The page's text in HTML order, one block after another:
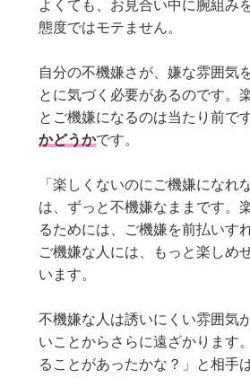
よくても、お見合い中に腕組み
態度ではモテません。
自分の不機嫌さが、嫌な雰囲気
とに気づく必要があるのです。
とご機嫌になるのは当たり前です
かどうかです。
「楽しくないのにご機嫌になれ
は、ずっと不機嫌なままです。
るためには、ご機嫌を前払いす
ご機嫌な人には、もっと楽しめ
います。
不機嫌な人は誘いにくい雰囲気
いことからさらに遠ざかります
ることがあったかな？」と相手